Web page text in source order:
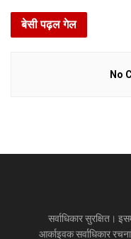
बेसी पढ़ल गेल
No
सर्वाधिकार सुरक्षित।
आर्काइवक सर्वाधिकार